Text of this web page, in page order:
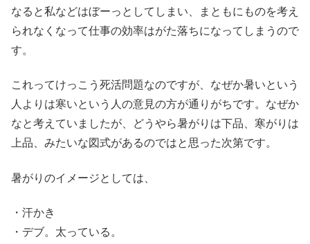
なると私などはぼーっとしてしまい、まともにものを考え
られなくなって仕事の効率はがた落ちになってしまうので
す。
これってけっこう死活問題なのですが、なぜか暑いという
人よりは寒いという人の意見の方が通りがちです。なぜか
なと考えていましたが、どうやら暑がりは下品、寒がりは
上品、みたいな図式があるのではと思った次第です。
暑がりのイメージとしては、
・汗かき
・デブ。太っている。